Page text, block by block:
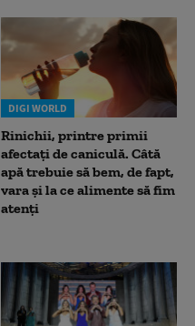
DIGI WORLD
Rinichii, printre primii
afectați de caniculă. Câtă
apă trebuie să bem, de fapt,
vara și la ce alimente să fim
atenți